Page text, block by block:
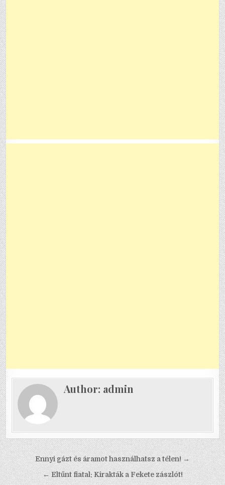
Author: admin
Bejegyzés navigáció
Ennyi gázt és áramot használhatsz a télen! →
← Eltűnt fiatal: Kirakták a Fekete zászlót!